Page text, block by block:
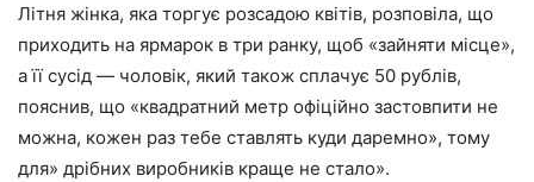
Літня жінка, яка торгує розсадою квітів, розповіла, що
приходить на ярмарок в три ранку, щоб «зайняти місце»,
а її сусід — чоловік, який також сплачує 50 рублів,
пояснив, що «квадратний метр офіційно застовпити не
можна, кожен раз тебе ставлять куди даремно», тому
для» дрібних виробників краще не стало».